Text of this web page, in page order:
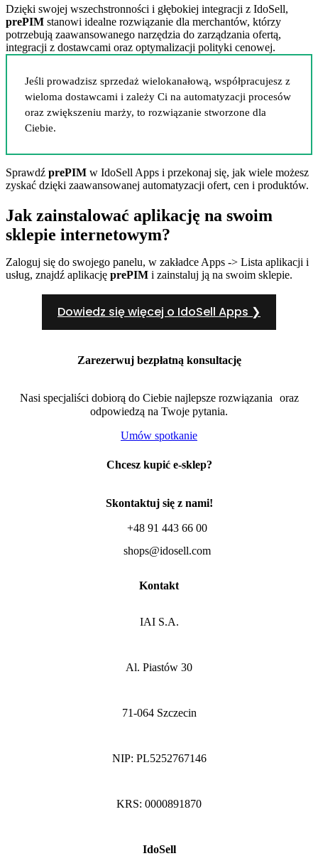
Dzięki swojej wszechstronności i głębokiej integracji z IdoSell,
prePIM stanowi idealne rozwiązanie dla merchantów, którzy
potrzebują zaawansowanego narzędzia do zarządzania ofertą,
integracji z dostawcami oraz optymalizacji polityki cenowej.
Jeśli prowadzisz sprzedaż wielokanałową, współpracujesz z
wieloma dostawcami i zależy Ci na automatyzacji procesów
oraz zwiększeniu marży, to rozwiązanie stworzone dla
Ciebie.
Sprawdź prePIM w IdoSell Apps i przekonaj się, jak wiele możesz
zyskać dzięki zaawansowanej automatyzacji ofert, cen i produktów.
Jak zainstalować aplikację na swoim
sklepie internetowym?
Zaloguj się do swojego panelu, w zakładce Apps -> Lista aplikacji i
usług, znajdź aplikację prePIM i zainstaluj ją na swoim sklepie.
Dowiedz się więcej o IdoSell Apps ❯
Zarezerwuj bezpłatną konsultację
Nasi specjaliści dobiorą do Ciebie najlepsze rozwiązania oraz
odpowiedzą na Twoje pytania.
Umów spotkanie
Chcesz kupić e-sklep?
Skontaktuj się z nami!
+48 91 443 66 00
shops@idosell.com
Kontakt
IAI S.A.
Al. Piastów 30
71-064 Szczecin
NIP: PL5252767146
KRS: 0000891870
IdoSell